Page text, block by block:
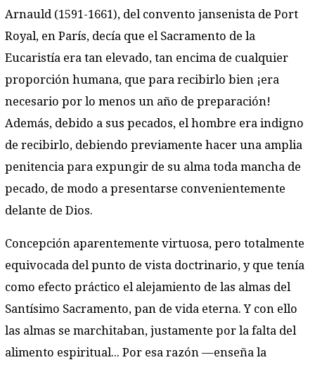
Arnauld (1591-1661), del convento jansenista de Port
Royal, en París, decía que el Sacramento de la
Eucaristía era tan elevado, tan encima de cualquier
proporción humana, que para recibirlo bien ¡era
necesario por lo menos un año de preparación!
Además, debido a sus pecados, el hombre era indigno
de recibirlo, debiendo previamente hacer una amplia
penitencia para expungir de su alma toda mancha de
pecado, de modo a presentarse convenientemente
delante de Dios.
Concepción aparentemente virtuosa, pero totalmente
equivocada del punto de vista doctrinario, y que tenía
como efecto práctico el alejamiento de las almas del
Santísimo Sacramento, pan de vida eterna. Y con ello
las almas se marchitaban, justamente por la falta del
alimento espiritual... Por esa razón —enseña la